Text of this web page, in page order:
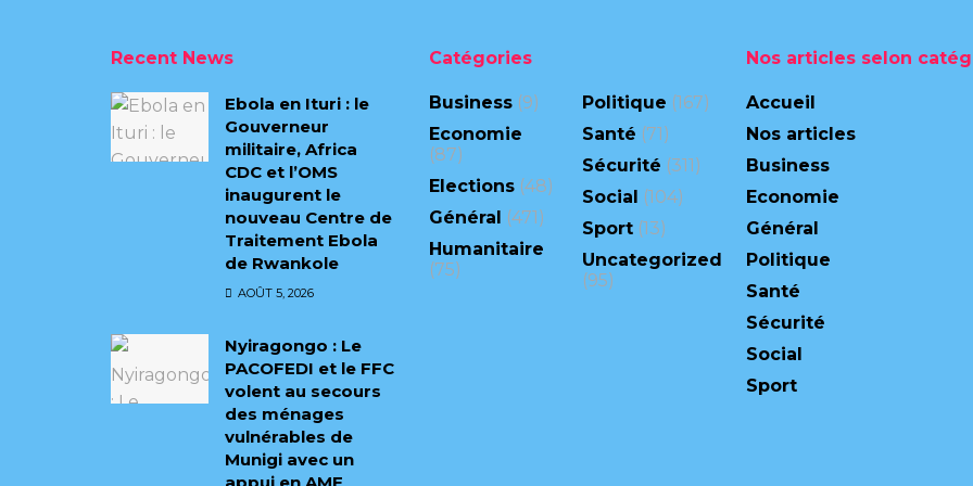
Recent News
Ebola en Ituri : le
Gouverneur
militaire, Africa
CDC et l’OMS
inaugurent le
nouveau Centre de
Traitement Ebola
de Rwankole
AOÛT 5, 2026
‎Nyiragongo : Le
PACOFEDI et le FFC
volent au secours
des ménages
vulnérables de
Munigi avec un
appui en AME‎‎
Catégories
Business(9)
Economie
(87)
Elections(48)
Général (471)
Humanitaire
(75)
Politique (167)
Santé (71)
Sécurité (311)
Social (104)
Sport(13)
Uncategorized
(95)
Nos articles selon
Accueil
Nos articles
Business
Economie
Général
Politique
Santé
Sécurité
Social
Sport